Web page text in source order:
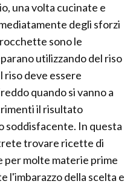
una volta cucinate e
degli sforzi
sono le
utilizzando del riso
deve essere
quando si vanno a
il risultato
soddisfacente. In questa
trovare ricette di
molte materie prime
l'imbarazzo della scelta e